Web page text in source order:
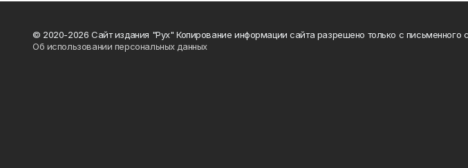
© 2020-2026 Сайт издания "Рух" Копирование информации сайта разрешено только с письменного
Об использовании персональных данных